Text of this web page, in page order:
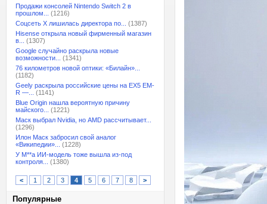
Продажи консолей Nintendo Switch 2 в
прошлом...
(1216)
Соцсеть X лишилась директора по...
(1387)
Hisense открыла новый фирменный магазин
в...
(1307)
Google случайно раскрыла новые
возможности...
(1341)
76 километров новой оптики: «Билайн»...
(1182)
Geely раскрыла российские цены на EX5 EM-
R —...
(1141)
Blue Origin нашла вероятную причину
майского...
(1221)
Маск выбрал Nvidia, но AMD рассчитывает...
(1296)
Илон Маск забросил свой аналог
«Википедии»...
(1228)
У M**a ИИ-модель тоже вышла из-под
контроля...
(1380)
< 1 2 3 4 5 6 7 8 >
Популярные